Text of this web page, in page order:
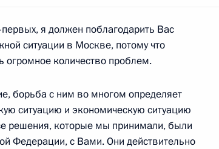
Михаилом
Ново-Огарёво
я должен поблагодарить Вас
ситуации в Москве, потому что
огромное количество проблем.
борьба с ним во многом определяет
ситуацию и экономическую ситуацию
решения, которые мы принимали, были
Федерации, с Вами. Они действительно